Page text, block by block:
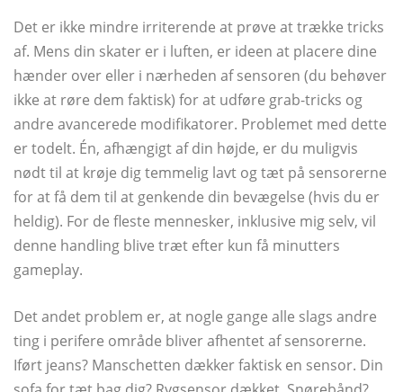
Det er ikke mindre irriterende at prøve at trække tricks
af. Mens din skater er i luften, er ideen at placere dine
hænder over eller i nærheden af ​​sensoren (du behøver
ikke at røre dem faktisk) for at udføre grab-tricks og
andre avancerede modifikatorer. Problemet med dette
er todelt. Én, afhængigt af din højde, er du muligvis
nødt til at krøje dig temmelig lavt og tæt på sensorerne
for at få dem til at genkende din bevægelse (hvis du er
heldig). For de fleste mennesker, inklusive mig selv, vil
denne handling blive træt efter kun få minutters
gameplay.
Det andet problem er, at nogle gange alle slags andre
ting i perifere område bliver afhentet af sensorerne.
Iført jeans? Manschetten dækker faktisk en sensor. Din